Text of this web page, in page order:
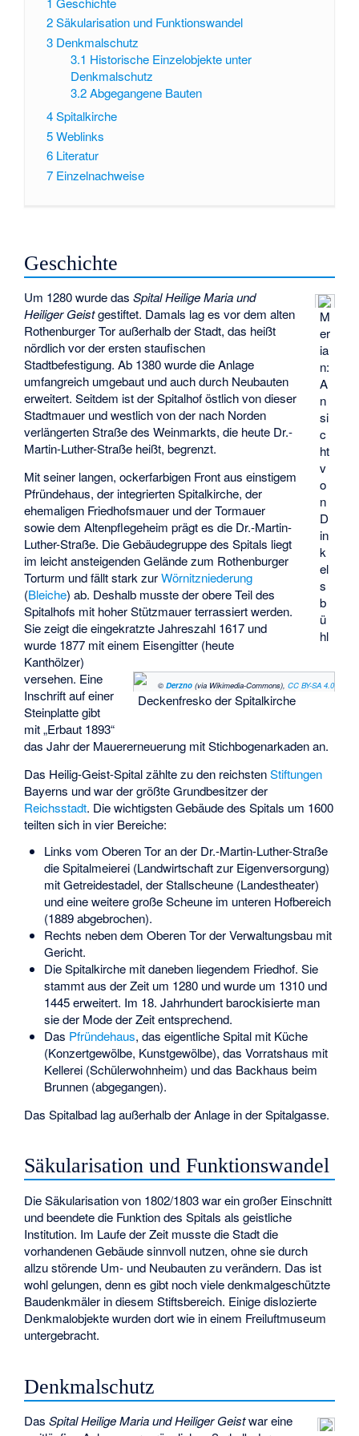
2Säkularisation und Funktionswandel
3 Denkmalschutz
3.1 Historische Einzelobjekte unter
Denkmalschutz
3.2 Abgegangene Bauten
4Spitalkirche
5Weblinks
6 Literatur
7 Einzelnachweise
Geschichte
M
er
ia
n:
A
n
si
c
ht
v
o
n
D
in
k
el
s
b
ü
hl
© Derzno(via Wikimedia-Commons), CC BY-SA 4.0
Deckenfresko der Spitalkirche
Um 1280 wurde dasSpital Heilige Maria und
Heiliger Geistgestiftet. Damals lag es vor dem alten
Rothenburger Tor außerhalb der Stadt, das heißt
nördlich vor der ersten staufischen
Stadtbefestigung. Ab 1380 wurde die Anlage
umfangreich umgebaut und auch durch Neubauten
erweitert. Seitdem ist der Spitalhof östlich von dieser
Stadtmauer und westlich von der nach Norden
verlängerten Straße des Weinmarkts, die heute Dr.-
Martin-Luther-Straße heißt, begrenzt.
Mit seiner langen, ockerfarbigen Front aus einstigem
Pfründehaus, der integrierten Spitalkirche, der
ehemaligen Friedhofsmauer und der Tormauer
sowie dem Altenpflegeheim prägt es die Dr.-Martin-
Luther-Straße. Die Gebäudegruppe des Spitals liegt
im leicht ansteigenden Gelände zum Rothenburger
Torturm und fällt stark zurWörnitzniederung
(Bleiche) ab. Deshalb musste der obere Teil des
Spitalhofs mit hoher Stützmauer terrassiert werden.
Sie zeigt die eingekratzte Jahreszahl 1617 und
wurde 1877 mit einem Eisengitter (heute
Kanthölzer)
versehen. Eine
Inschrift auf einer
Steinplatte gibt
mit „Erbaut 1893“
das Jahr der Mauererneuerung mit Stichbogenarkaden an.
Das Heilig-Geist-Spital zählte zu den reichstenStiftungen
Bayerns und war der größte Grundbesitzer der
Reichsstadt. Die wichtigsten Gebäude des Spitals um 1600
teilten sich in vier Bereiche:
Links vom Oberen Tor an der Dr.-Martin-Luther-Straße
die Spitalmeierei (Landwirtschaft zur Eigenversorgung)
mit Getreidestadel, der Stallscheune (Landestheater)
und eine weitere große Scheune im unteren Hofbereich
(1889 abgebrochen).
Rechts neben dem Oberen Tor der Verwaltungsbau mit
Gericht.
Die Spitalkirche mit daneben liegendem Friedhof. Sie
stammt aus der Zeit um 1280 und wurde um 1310 und
1445 erweitert. Im 18. Jahrhundert barockisierte man
sie der Mode der Zeit entsprechend.
Das Pfründehaus, das eigentliche Spital mit Küche
(Konzertgewölbe, Kunstgewölbe), das Vorratshaus mit
Kellerei (Schülerwohnheim) und das Backhaus beim
Brunnen (abgegangen).
Das Spitalbad lag außerhalb der Anlage in der Spitalgasse.
Säkularisation und Funktionswandel
Die Säkularisation von 1802/1803 war ein großer Einschnitt
und beendete die Funktion des Spitals als geistliche
Institution. Im Laufe der Zeit musste die Stadt die
vorhandenen Gebäude sinnvoll nutzen, ohne sie durch
allzu störende Um- und Neubauten zu verändern. Das ist
wohl gelungen, denn es gibt noch viele denkmalgeschützte
Baudenkmäler in diesem Stiftsbereich. Einige dislozierte
Denkmalobjekte wurden dort wie in einem Freiluftmuseum
untergebracht.
Denkmalschutz
DasSpital Heilige Maria und Heiliger Geistwar eine